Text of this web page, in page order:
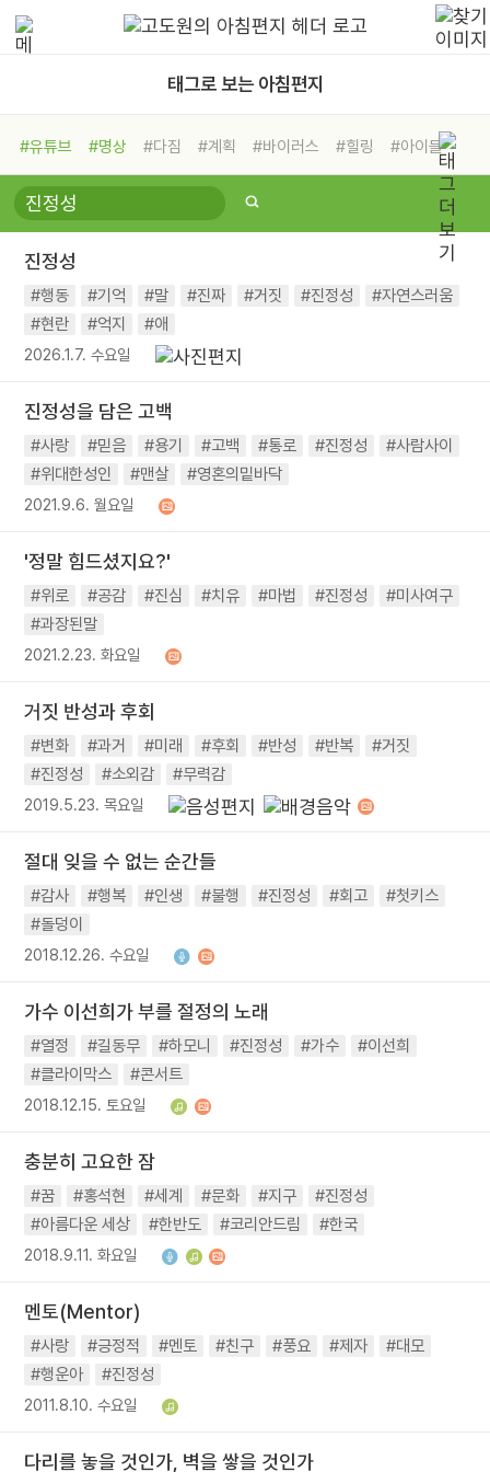
태그로 보는 아침편지
#유튜브 #명상 #다짐 #계획 #바이러스 #힐링
#아이들
#비전캠프
#독서캠프 #삶
#희망
#나눔 #친구 #링컨학교
#독서
#건강
진정성
#행동 #기억 #말 #진짜 #거짓 #진정성
#자연스러움
#현란
#억지 #애
2026.1.7. 수요일
진정성을 담은 고백
#사랑 #믿음 #용기 #고백 #통로 #진정성
#사람사이
#위대한성인
#맨살 #영혼의밑바닥
2021.9.6. 월요일
'정말 힘드셨지요?'
#위로 #공감 #진심 #치유 #마법 #진정성
#미사여구
#과장된말
2021.2.23. 화요일
거짓 반성과 후회
#변화 #과거 #미래 #후회 #반성 #반복
#거짓
#진정성
#소외감 #무력감
2019.5.23. 목요일
절대 잊을 수 없는 순간들
#감사 #행복 #인생 #불행 #진정성 #회고
#첫키스
#돌덩이
2018.12.26. 수요일
가수 이선희가 부를 절정의 노래
#열정 #길동무 #하모니 #진정성 #가수
#이선희
#클라이막스
#콘서트
2018.12.15. 토요일
충분히 고요한 잠
#꿈 #홍석현 #세계 #문화 #지구
#진정성
#아름다운 세상
#한반도 #코리안드림 #한국
2018.9.11. 화요일
멘토(Mentor)
#사랑 #긍정적 #멘토 #친구 #풍요 #제자
#대모
#행운아
#진정성
2011.8.10. 수요일
다리를 놓을 것인가, 벽을 쌓을 것인가